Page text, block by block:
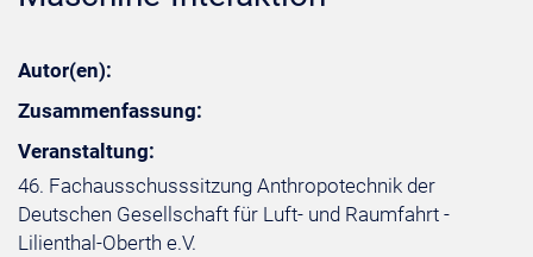
Autor(en):
Zusammenfassung:
Veranstaltung:
46. Fachausschusssitzung Anthropotechnik der
Deutschen Gesellschaft für Luft- und Raumfahrt -
Lilienthal-Oberth e.V.